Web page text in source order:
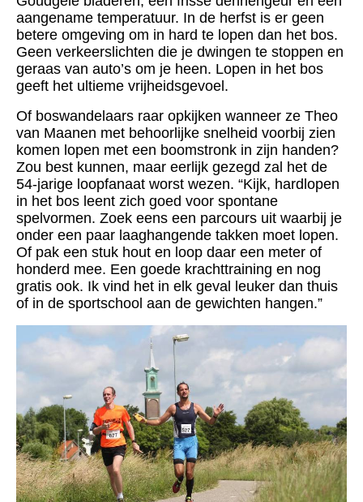
aangename temperatuur. In de herfst is er geen
betere omgeving om in hard te lopen dan het bos.
Geen verkeerslichten die je dwingen te stoppen en
geraas van auto’s om je heen. Lopen in het bos
geeft het ultieme vrijheidsgevoel.
Of boswandelaars raar opkijken wanneer ze Theo
van Maanen met behoorlijke snelheid voorbij zien
komen lopen met een boomstronk in zijn handen?
Zou best kunnen, maar eerlijk gezegd zal het de
54-jarige loopfanaat worst wezen. “Kijk, hardlopen
in het bos leent zich goed voor spontane
spelvormen. Zoek eens een parcours uit waarbij je
onder een paar laaghangende takken moet lopen.
Of pak een stuk hout en loop daar een meter of
honderd mee. Een goede krachttraining en nog
gratis ook. Ik vind het in elk geval leuker dan thuis
of in de sportschool aan de gewichten hangen.”